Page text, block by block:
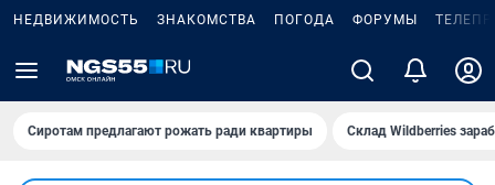
НЕДВИЖИМОСТЬ ЗНАКОМСТВА ПОГОДА ФОРУМЫ
Сиротам предлагают рожать ради квартиры Склад Wildberries